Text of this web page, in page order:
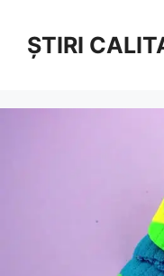
conținutȘTIRI